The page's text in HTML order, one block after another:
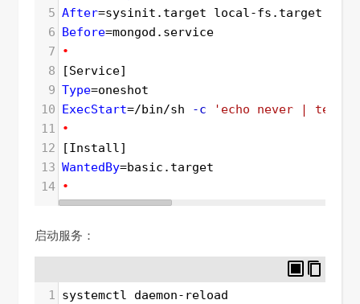
5 After=sysinit.target local-fs.target
6 Before=mongod.service
7
•
8
[Service]
9 Type=oneshot
10 ExecStart=/bin/sh -c
'echo never | tee /
11
•
12
[Install]
13 WantedBy=basic.target
14 •
启动服务：
1 systemctl daemon-reload